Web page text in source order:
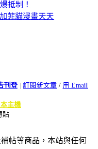
抵制！
菲貓漫畫天天
刊登| 訂閱新文章 / 用 Email
主機
貼
帖等商品，本站與任何